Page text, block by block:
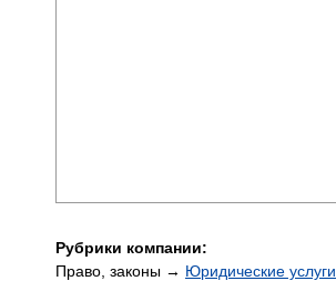
Рубрики компании:
Право, законы → Юридические услуги